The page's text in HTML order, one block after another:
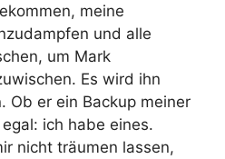
meine
und alle
um Mark
Es wird ihn
Ob er ein Backup meiner
ich habe eines.
nicht träumen lassen,